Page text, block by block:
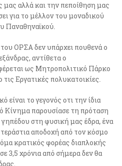
μας αλλά και την πεποίθηση μας
για το μέλλον του μοναδικού
Παναθηναϊκού.
ΟΡΣΑ δεν υπάρχει πουθενά ο
αντίθετα ο
ως Μητροπολιτικό Πάρκο
Εργατικές πολυκατοικίες.
το γεγονός οτι την ίδια
Κίνημα παρουσίασε τη πρόταση
στη φυσική μας έδρα, ένα
αποδοχή από τον κόσμο
κρατικός φορέας διαπλοκής
3,5 χρόνια από σήμερα δεν θα